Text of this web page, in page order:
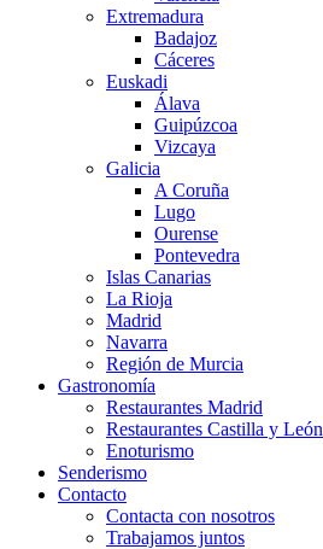
Extremadura
Badajoz
Cáceres
Euskadi
Álava
Guipúzcoa
Vizcaya
Galicia
A Coruña
Lugo
Ourense
Pontevedra
Islas Canarias
La Rioja
Madrid
Navarra
Región de Murcia
Gastronomía
Restaurantes Madrid
Restaurantes Castilla y León
Enoturismo
Senderismo
Contacto
Contacta con nosotros
Trabajamos juntos